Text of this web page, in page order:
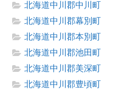
北海道中川郡中川町
北海道中川郡幕別町
北海道中川郡本別町
北海道中川郡池田町
北海道中川郡美深町
北海道中川郡豊頃町